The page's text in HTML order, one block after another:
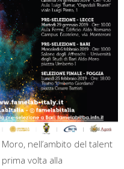
nell’ambito del talent
volta alla